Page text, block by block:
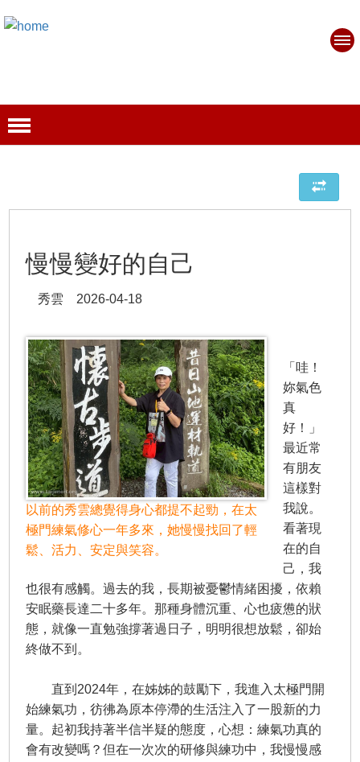
慢慢變好的自己
秀雲 2026-04-18
以前的秀雲總覺得身心都提不起勁，在太
極門練氣修心一年多來，她慢慢找回了輕
鬆、活力、安定與笑容。
「哇！
妳氣色
真
好！」
最近常
有朋友
這樣對
我說。
看著現
在的自
己，我
也很有感觸。過去的我，長期被憂鬱情緒困擾，依賴
安眠藥長達二十多年。那種身體沉重、心也疲憊的狀
態，就像一直勉強撐著過日子，明明很想放鬆，卻始
終做不到。
直到2024年，在姊姊的鼓勵下，我進入太極門開
始練氣功，彷彿為原本停滯的生活注入了一股新的力
量。起初我持著半信半疑的態度，心想：練氣功真的
會有改變嗎？但在一次次的研修與練功中，我慢慢感